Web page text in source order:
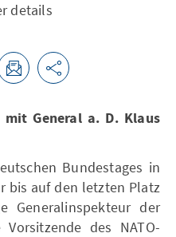
details
mit General a. D. Klaus
Bundestages in
bis auf den letzten Platz
Generalinspekteur der
des NATO-